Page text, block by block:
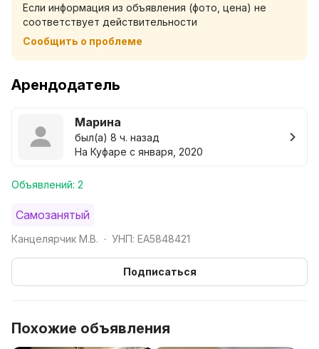
Заселение круглосуточно!
Если информация из объявления (фото, цена) не
соответствует действительности
Сообщить о проблеме
Арендодатель
Марина
был(а) 8 ч. назад
На Куфаре с января, 2020
Объявлений: 2
Самозанятый
Канцелярчик М.В. • УНП: EA5848421
Подписаться
Похожие объявления